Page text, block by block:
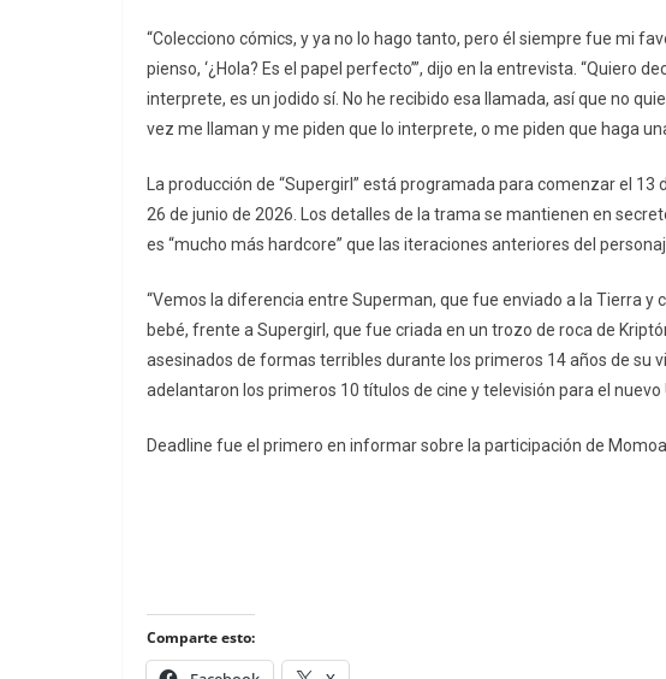
“Colecciono cómics, y ya no lo hago tanto, pero él siempre fue mi
pienso, ‘¿Hola? Es el papel perfecto’”, dijo en la entrevista. “Quiero
interprete, es un jodido sí. No he recibido esa llamada, así que no
vez me llaman y me piden que lo interprete, o me piden que haga
La producción de “Supergirl” está programada para comenzar el 13
26 de junio de 2026. Los detalles de la trama se mantienen en
es “mucho más hardcore” que las iteraciones anteriores del
“Vemos la diferencia entre Superman, que fue enviado a la Tierra y
bebé, frente a Supergirl, que fue criada en un trozo de roca de
asesinados de formas terribles durante los primeros 14 años de su
adelantaron los primeros 10 títulos de cine y televisión para el nuevo
Deadline fue el primero en informar sobre la participación de Momoa.
Comparte esto: